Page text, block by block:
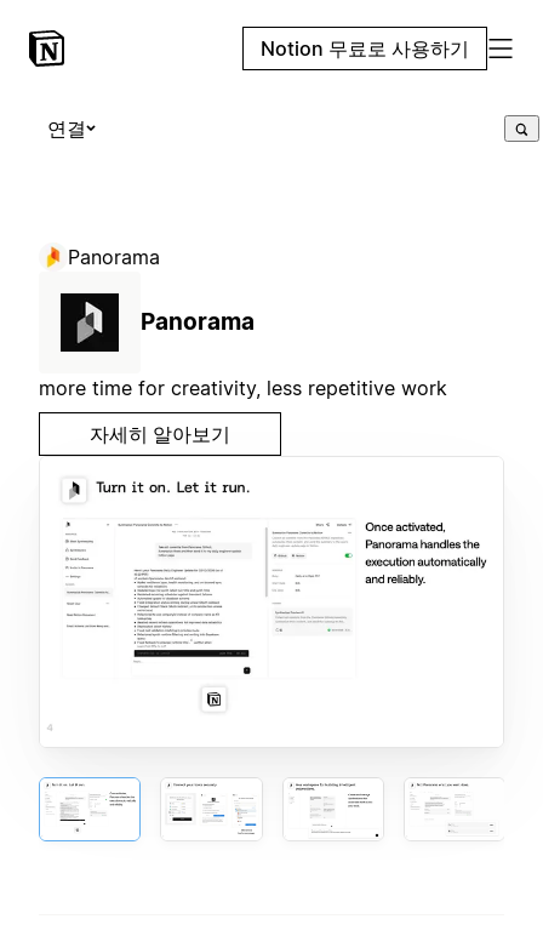
Notion 무료로 사용하기
연결
Panorama
Panorama
more time for creativity, less repetitive work
자세히 알아보기